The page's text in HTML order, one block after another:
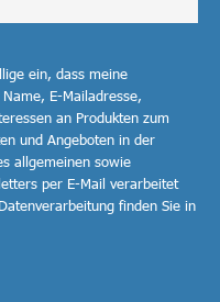
ein, dass meine
E-Mailadresse,
an Produkten zum
und Angeboten in der
allgemeinen sowie
per E-Mail verarbeitet
finden Sie in